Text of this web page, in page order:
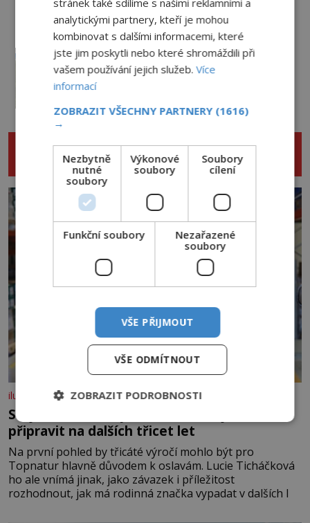
4.8.2026 3.5TIS
Kroky v prázdných chodbách a
přízraky v oknech: Nejděsivější
NENECHTE SI UJÍT DALŠÍ ZAJÍMAVÉ
ČLÁNKY
iluxus.cz
Stojí v čele značky s historií. Teď ji musím
připravit na dalších třicet let
Na první pohled by třicáté výročí mohlo být pro
Topnatur hlavně důvodem k oslavám. Lucie Ticháčková
ho ale vnímá jinak, jako závazek i příležitost
rozhodnout, jak má rodinná značka vypadat v dalších l
analytickými partnery, kteří je mohou
kombinovat s dalšími informacemi, které
jste jim poskytli nebo které shromáždili při
vašem používání jejich služeb.Více
informací
ZOBRAZIT VŠECHNY PARTNERY (1616)
→
Nezbytně
nutné
soubory
Výkonové
soubory
Soubory
cílení
Funkční soubory
Nezařazené
soubory
VŠE PŘIJMOUT
VŠE ODMÍTNOUT
ZOBRAZIT PODROBNOSTI